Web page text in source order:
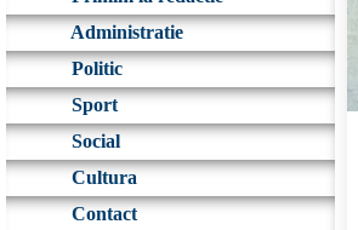
Administratie
Politic
Sport
Social
Cultura
Contact